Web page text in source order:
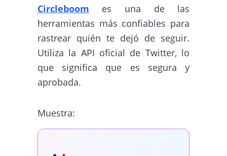
Circleboom es una de las
herramientas más confiables para
rastrear quién te dejó de seguir.
Utiliza la API oficial de Twitter, lo
que significa que es segura y
aprobada.
Muestra: